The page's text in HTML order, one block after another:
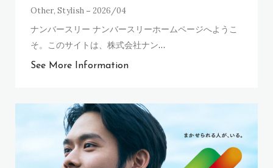
Other,Stylish 2026/04
ナンバースリー ナンバースリーホームページへようこ
そ。このサイトは、株式会社ナン…
See More Information